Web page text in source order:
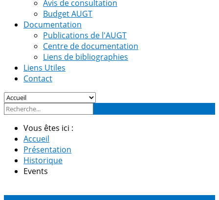
Avis de consultation
Budget AUGT
Documentation
Publications de l'AUGT
Centre de documentation
Liens de bibliographies
Liens Utiles
Contact
Vous êtes ici :
Accueil
Présentation
Historique
Events